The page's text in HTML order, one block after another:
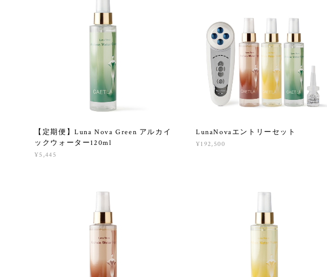
【定期便】Luna Nova Green アルカイ
ックウォーター120ml
¥5,445
LunaNovaエントリーセット
¥192,500